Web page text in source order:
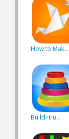
How to Mak...
Build-it-u...